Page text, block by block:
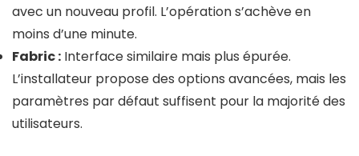
avec un nouveau profil. L’opération s’achève en
moins d’une minute.
Fabric : Interface similaire mais plus épurée.
L’installateur propose des options avancées, mais les
paramètres par défaut suffisent pour la majorité des
utilisateurs.